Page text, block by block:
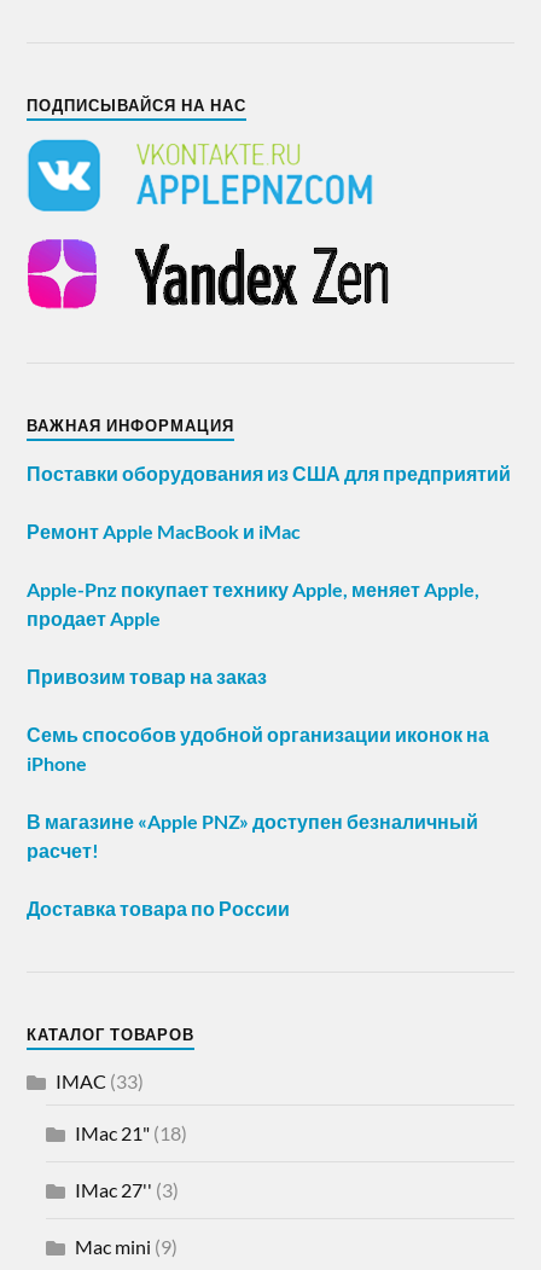
ПОДПИСЫВАЙСЯ НА НАС
ВАЖНАЯ ИНФОРМАЦИЯ
Поставки оборудования из США для предприятий
Ремонт Apple MacBook и iMac
Apple-Pnz покупает технику Apple, меняет Apple,
продает Apple
Привозим товар на заказ
Семь способов удобной организации иконок на
iPhone
В магазине «Apple PNZ» доступен безналичный
расчет!
Доставка товара по России
КАТАЛОГ ТОВАРОВ
IMAC (33)
IMac 21" (18)
IMac 27'' (3)
Mac mini (9)